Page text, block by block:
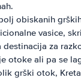
obiskanih
vasice,
za
otoke ali pa se
grški otok,